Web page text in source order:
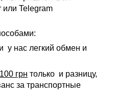
или Telegram
у нас легкий обмен и
грн только и разницу,
за транспортные